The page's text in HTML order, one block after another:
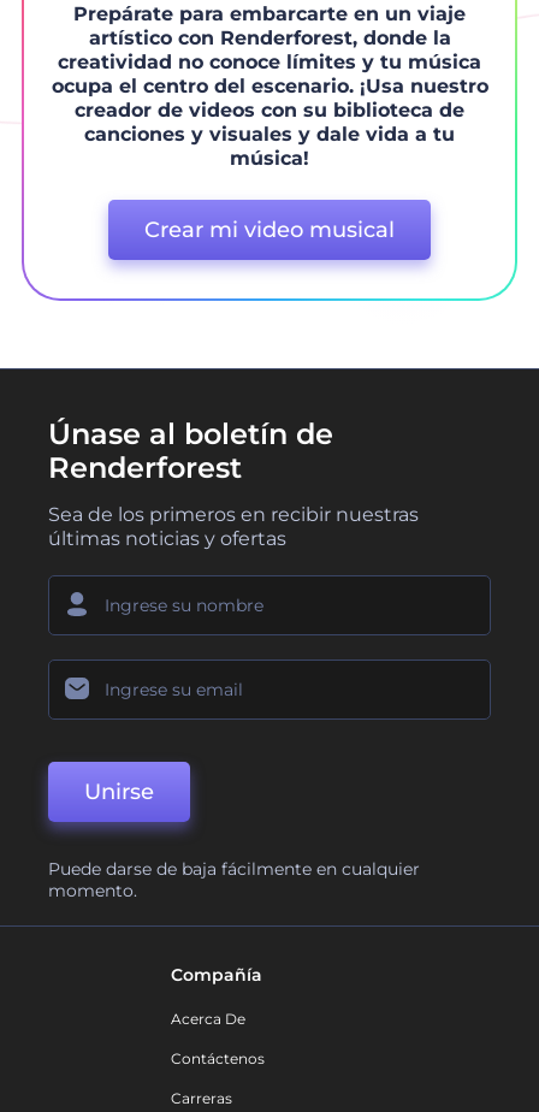
Prepárate para embarcarte en un viaje
artístico con Renderforest, donde la
creatividad no conoce límites y tu música
ocupa el centro del escenario. ¡Usa nuestro
creador de videos con su biblioteca de
canciones y visuales y dale vida a tu
música!
Crear mi video musical
Únase al boletín de
Renderforest
Sea de los primeros en recibir nuestras
últimas noticias y ofertas
Unirse
Puede darse de baja fácilmente en cualquier
momento.
Compañía
Acerca De
Contáctenos
Carreras